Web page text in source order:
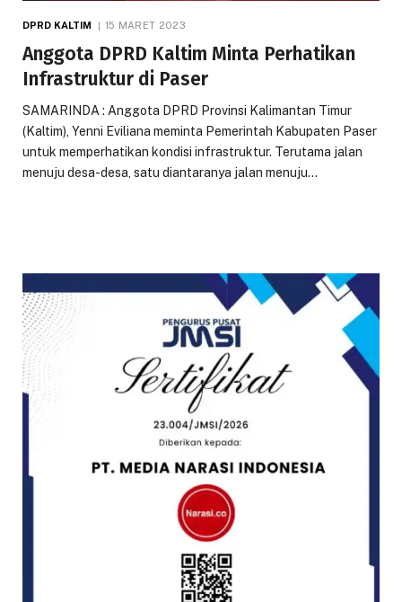
DPRD KALTIM 15 MARET 2023
Anggota DPRD Kaltim Minta Perhatikan
Infrastruktur di Paser
SAMARINDA : Anggota DPRD Provinsi Kalimantan Timur
(Kaltim), Yenni Eviliana meminta Pemerintah Kabupaten Paser
untuk memperhatikan kondisi infrastruktur. Terutama jalan
menuju desa-desa, satu diantaranya jalan menuju…